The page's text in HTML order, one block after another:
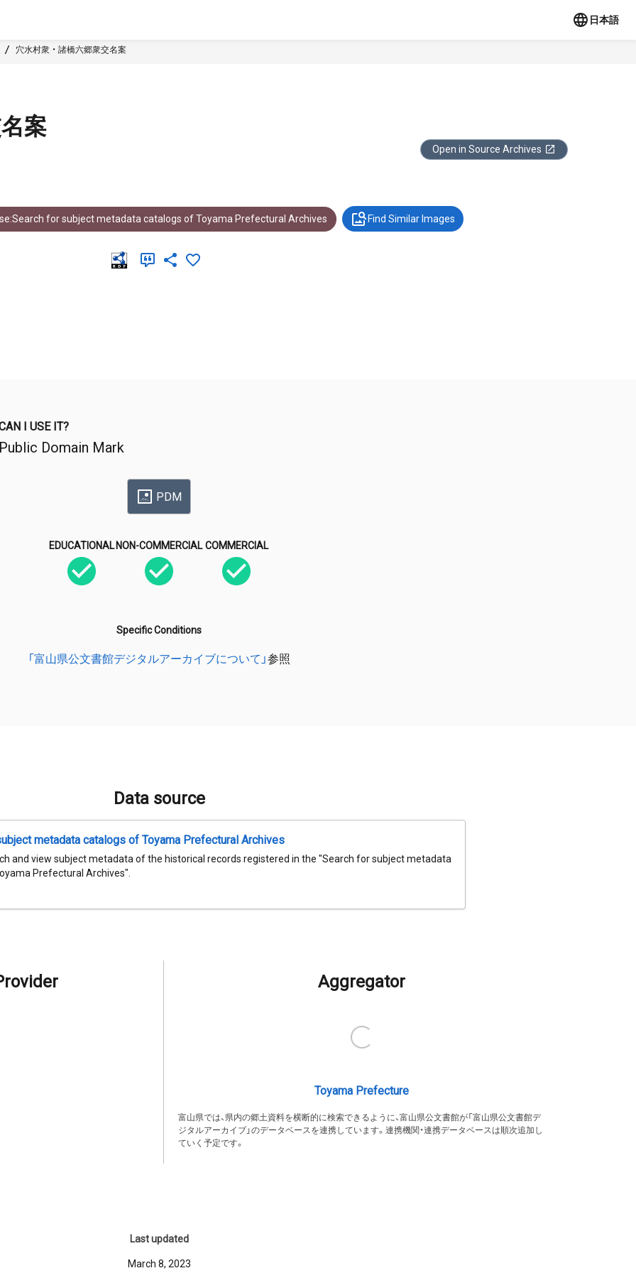
日本語
穴水村衆 ・ 諸橋六郷衆交名案
案
Open in Source Archives
for subject metadata catalogs of Toyama Prefectural Archives Find Similar Images
I USE IT?
Public Domain Mark
PDM
EDUCATIONAL NON-COMMERCIAL COMMERCIAL
Specific Conditions
「富山県公文書館デジタルアーカイブについて」参照
Data source
metadata catalogs of Toyama Prefectural Archives
and view subject metadata of the historical records registered in the "Search for subject metadata
Prefectural Archives".
Aggregator
Toyama Prefecture
富山県では、県内の郷土資料を横断的に検索できるように、富山県公文書館が「富山県公文書館デ
ジタルアーカイブ」のデータベースを連携しています。連携機関・連携データベースは順次追加し
ていく予定です。
Last updated
March 8, 2023